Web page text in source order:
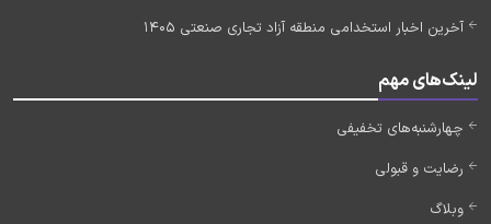
آخرین اخبار استخدامی منطقه آزاد تجاری صنعتی 1405
لینک‌های مهم
چهارشنبه‌های تخفیفی
رضایت و قبولی
وبلاگ